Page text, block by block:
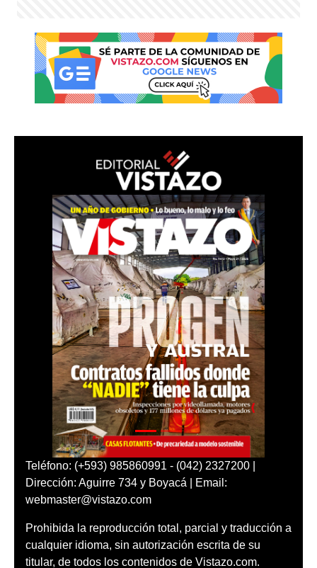
Teléfono: (+593) 985860991 - (042) 2327200 |
Dirección: Aguirre 734 y Boyacá | Email:
webmaster@vistazo.com
Prohibida la reproducción total, parcial y traducción a
cualquier idioma, sin autorización escrita de su
titular, de todos los contenidos de Vistazo.com.